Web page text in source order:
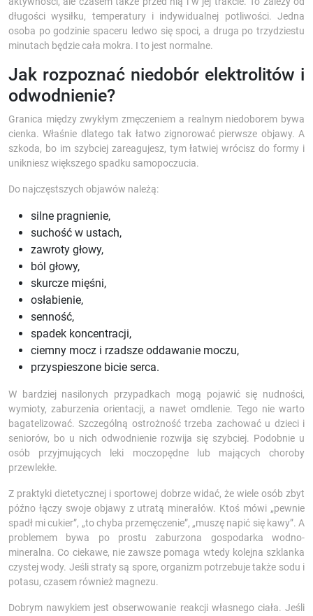
długości wysiłku, temperatury i indywidualnej potliwości. Jedna
osoba po godzinie spaceru ledwo się spoci, a druga po trzydziestu
minutach będzie cała mokra. I to jest normalne.
Jak rozpoznać niedobór elektrolitów i
odwodnienie?
Granica między zwykłym zmęczeniem a realnym niedoborem bywa
cienka. Właśnie dlatego tak łatwo zignorować pierwsze objawy. A
szkoda, bo im szybciej zareagujesz, tym łatwiej wrócisz do formy i
unikniesz większego spadku samopoczucia.
Do najczęstszych objawów należą:
silne pragnienie,
suchość w ustach,
zawroty głowy,
ból głowy,
skurcze mięśni,
osłabienie,
senność,
spadek koncentracji,
ciemny mocz i rzadsze oddawanie moczu,
przyspieszone bicie serca.
W bardziej nasilonych przypadkach mogą pojawić się nudności,
wymioty, zaburzenia orientacji, a nawet omdlenie. Tego nie warto
bagatelizować. Szczególną ostrożność trzeba zachować u dzieci i
seniorów, bo u nich odwodnienie rozwija się szybciej. Podobnie u
osób przyjmujących leki moczopędne lub mających choroby
przewlekłe.
Z praktyki dietetycznej i sportowej dobrze widać, że wiele osób zbyt
późno łączy swoje objawy z utratą minerałów. Ktoś mówi „pewnie
spadł mi cukier”, „to chyba przemęczenie”, „muszę napić się kawy”. A
problemem bywa po prostu zaburzona gospodarka wodno-
mineralna. Co ciekawe, nie zawsze pomaga wtedy kolejna szklanka
czystej wody. Jeśli straty są spore, organizm potrzebuje także sodu i
potasu, czasem również magnezu.
Dobrym nawykiem jest obserwowanie reakcji własnego ciała. Jeśli